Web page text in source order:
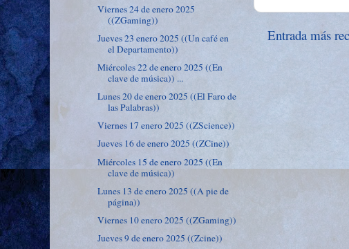
Entrada más
Viernes 24 de enero 2025
((ZGaming))
Jueves 23 enero 2025 ((Un café en
el Departamento))
Miércoles 22 de enero 2025 ((En
clave de música)) ...
Lunes 20 de enero 2025 ((El Faro de
las Palabras))
Viernes 17 enero 2025 ((ZScience))
Jueves 16 de enero 2025 ((ZCine))
Miércoles 15 de enero 2025 ((En
clave de música))
Lunes 13 de enero 2025 ((A pie de
página))
Viernes 10 enero 2025 ((ZGaming))
Jueves 9 de enero 2025 ((Zcine))